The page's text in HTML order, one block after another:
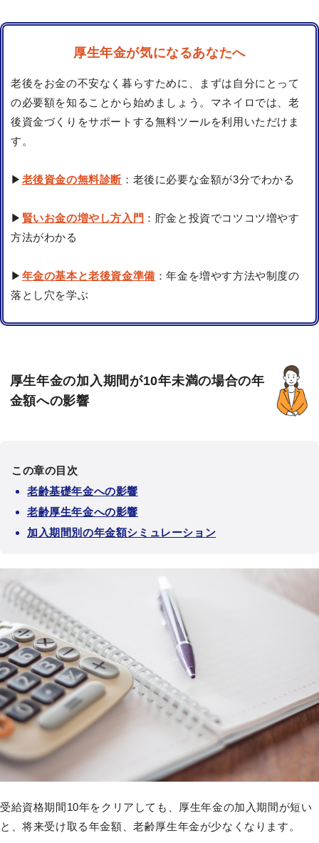
厚生年金が気になるあなたへ
老後をお金の不安なく暮らすために、まずは自分にとって
の必要額を知ることから始めましょう。マネイロでは、老
後資金づくりをサポートする無料ツールを利用いただけま
す。
▶ 老後資金の無料診断 ：老後に必要な金額が3分でわかる
▶ 賢いお金の増やし方入門 ：貯金と投資でコツコツ増やす
方法がわかる
▶ 年金の基本と老後資金準備 ：年金を増やす方法や制度の
落とし穴を学ぶ
厚生年金の加入期間が10年未満の場合の年
金額への影響
この章の目次
老齢基礎年金への影響
老齢厚生年金への影響
加入期間別の年金額シミュレーション
受給資格期間10年をクリアしても、厚生年金の加入期間が短い
と、将来受け取る年金額、老齢厚生年金が少なくなります。